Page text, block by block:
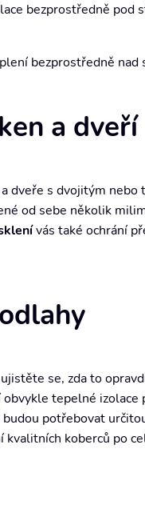
bezprostředně pod
bezprostředně
a dveří
dveře s dvojitým
od sebe několik
vás také ochrání
se, zda to
obvykle tepelné izolace
potřebovat
koberců po